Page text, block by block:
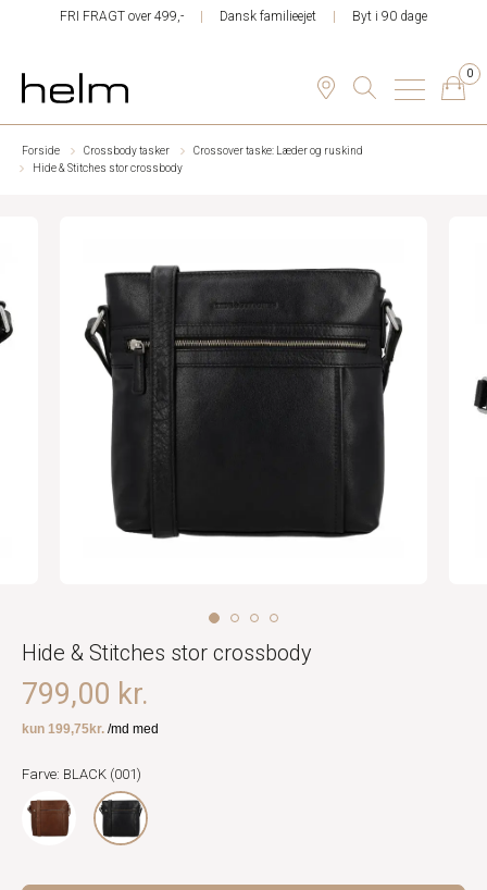
FRI FRAGT over 499,- Dansk familieejet Byt i 90 dage
0
Forside Crossbody tasker
Crossover taske: Læder og ruskind
Hide & Stitches stor crossbody
Hide & Stitches stor crossbody
799,00 kr.
Farve: BLACK (001)